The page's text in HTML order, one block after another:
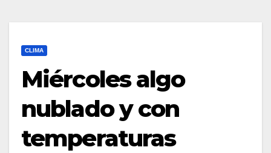
CLIMA
Miércoles algo
nublado y con
temperaturas